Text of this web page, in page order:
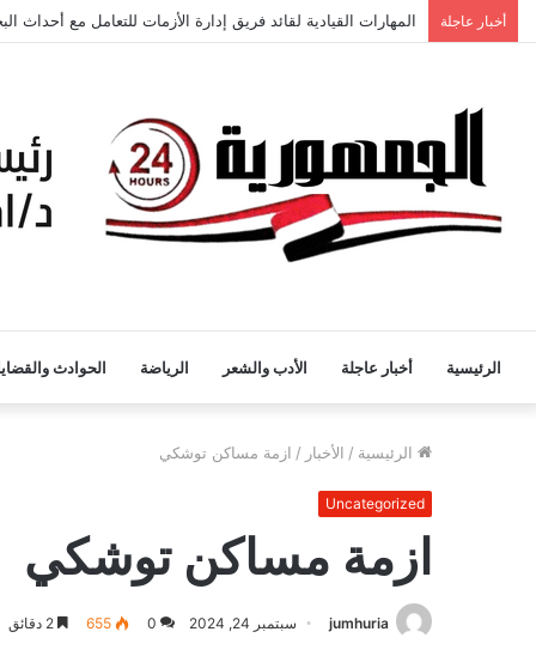
أخبار عاجلة
القيادة المدرسية الذكية والتحول الرقمي في التعليم رؤية مقترحة
الرئيسية أخبار عاجلة الأدب والشعر الرياضة الحوادث
الرئيسية / الأخبار / ازمة مساكن توشكي
Uncategorized
ازمة مساكن توشكي
jumhuria سبتمبر 24, 2024 0
655